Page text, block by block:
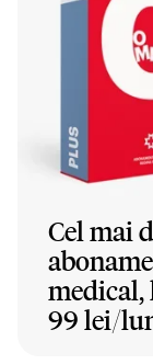
Cel mai
medical,
99 lei/